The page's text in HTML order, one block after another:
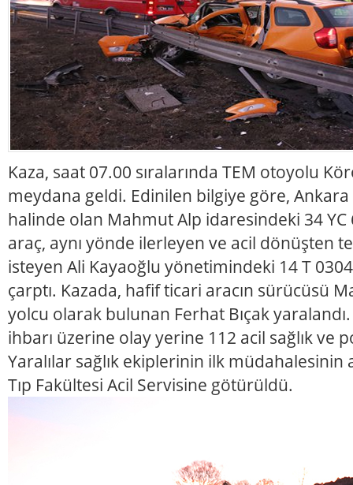
Kaza, saat 07.00 sıralarında TEM otoyolu
meydana geldi. Edinilen bilgiye göre,
halinde olan Mahmut Alp idaresindeki 34 YC
araç, aynı yönde ilerleyen ve acil dönüşten
isteyen Ali Kayaoğlu yönetimindeki 14 T
çarptı. Kazada, hafif ticari aracın sürücüsü
yolcu olarak bulunan Ferhat Bıçak
ihbarı üzerine olay yerine 112 acil sağlık ve
Yaralılar sağlık ekiplerinin ilk müdahalesinin
Tıp Fakültesi Acil Servisine götürüldü.